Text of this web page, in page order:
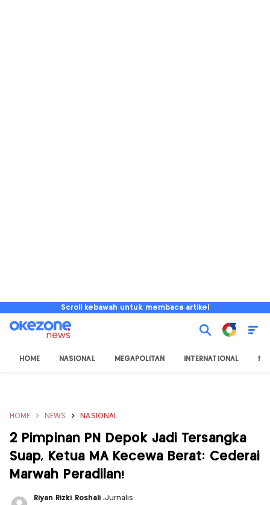
Scroll kebawah untuk membaca artikel
HOME NASIONAL MEGAPOLITAN INTERNATIONAL
HOME NEWS NASIONAL
2 Pimpinan PN Depok Jadi Tersangka
Suap, Ketua MA Kecewa Berat: Cederai
Marwah Peradilan!
Riyan Rizki Roshali ,Jurnalis